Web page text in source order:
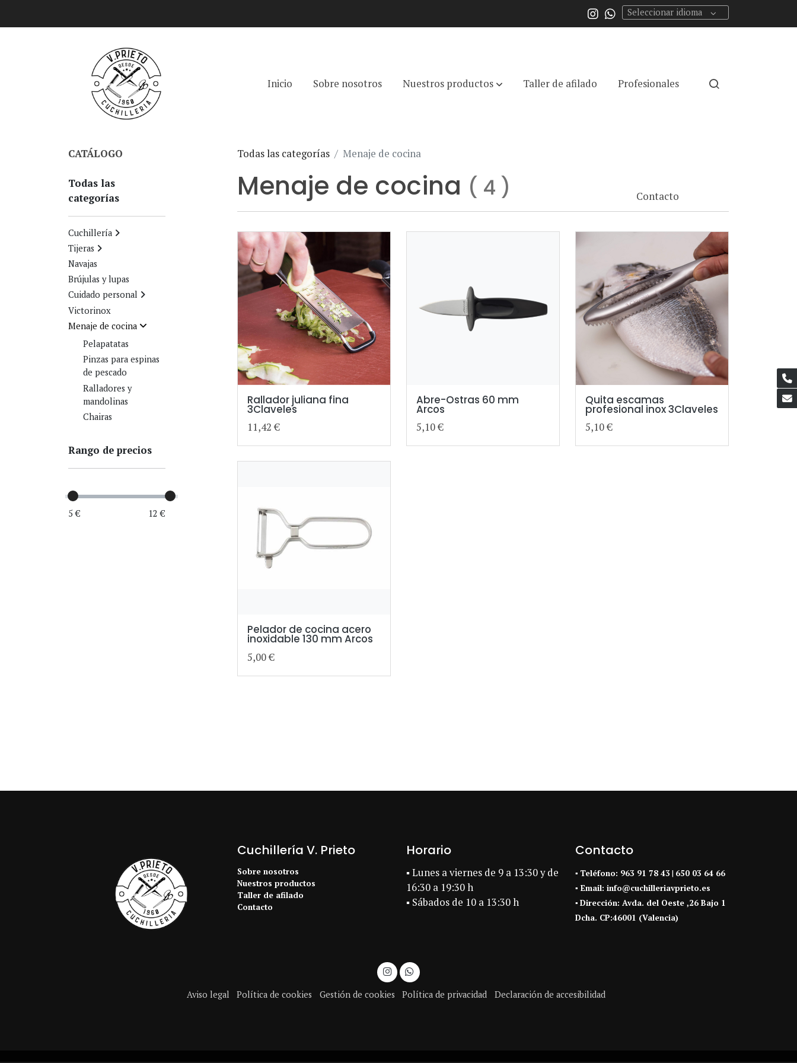
Seleccionar idioma
Inicio Sobre nosotros Nuestros productos Taller de afilado Profesionales
Contacto
CATÁLOGO
Todas las
categorías
Cuchillería
Tijeras
Navajas
Brújulas y lupas
Cuidado personal
Victorinox
Menaje de cocina
Pelapatatas
Pinzas para espinas
de pescado
Ralladores y
mandolinas
Chairas
Rango de precios
5 € 12 €
Todas las categorías Menaje de cocina
Menaje de cocina ( 4 )
Rallador juliana fina
3Claveles
11,42 €
Abre-Ostras 60 mm
Arcos
5,10 €
Quita escamas
profesional inox 3Claveles
5,10 €
Pelador de cocina acero
inoxidable 130 mm Arcos
5,00 €
Cuchillería V. Prieto
Sobre nosotros
Nuestros productos
Taller de afilado
Contacto
Horario
▪ Lunes a viernes de 9 a 13:30 y de
16:30 a 19:30 h
▪ Sábados de 10 a 13:30 h
Contacto
▪ Teléfono: 963 91 78 43 | 650 03 64 66
▪ Email: info@cuchilleriavprieto.es
▪ Dirección: Avda. del Oeste ,26 Bajo 1
Dcha. CP:46001 (Valencia)
Aviso legal Política de cookies Gestión de cookies Política de privacidad Declaración de accesibilidad